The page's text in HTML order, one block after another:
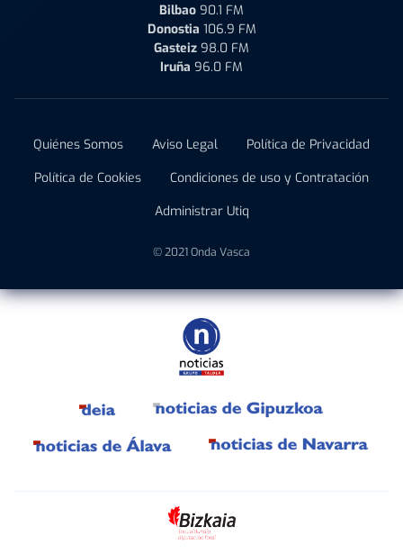
Bilbao 90.1 FM
Donostia 106.9 FM
Gasteiz 98.0 FM
Iruña 96.0 FM
Quiénes Somos Aviso Legal
Política de Privacidad
Política de Cookies
Condiciones de uso y Contratación
Administrar Utiq
© 2021 Onda Vasca